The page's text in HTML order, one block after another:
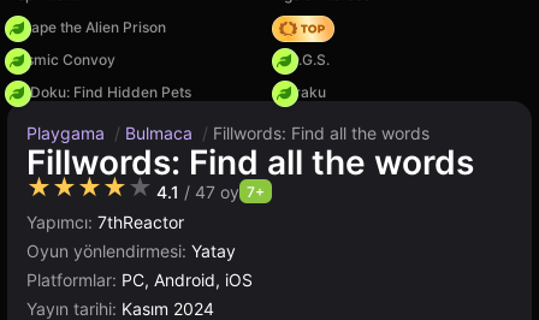
Escape the Alien Prison
Hedgies
Cosmic Convoy
H.O.G.S.
PetDoku: Find Hidden Pets
Floraku
Playgama / Bulmaca / Fillwords: Find all the words
Fillwords: Find all the words
★★★★★ 4.1 / 47 oy 7+
Yapımcı: 7thReactor
Oyun yönlendirmesi: Yatay
Platformlar: PC, Android, iOS
Yayın tarihi: Kasım 2024